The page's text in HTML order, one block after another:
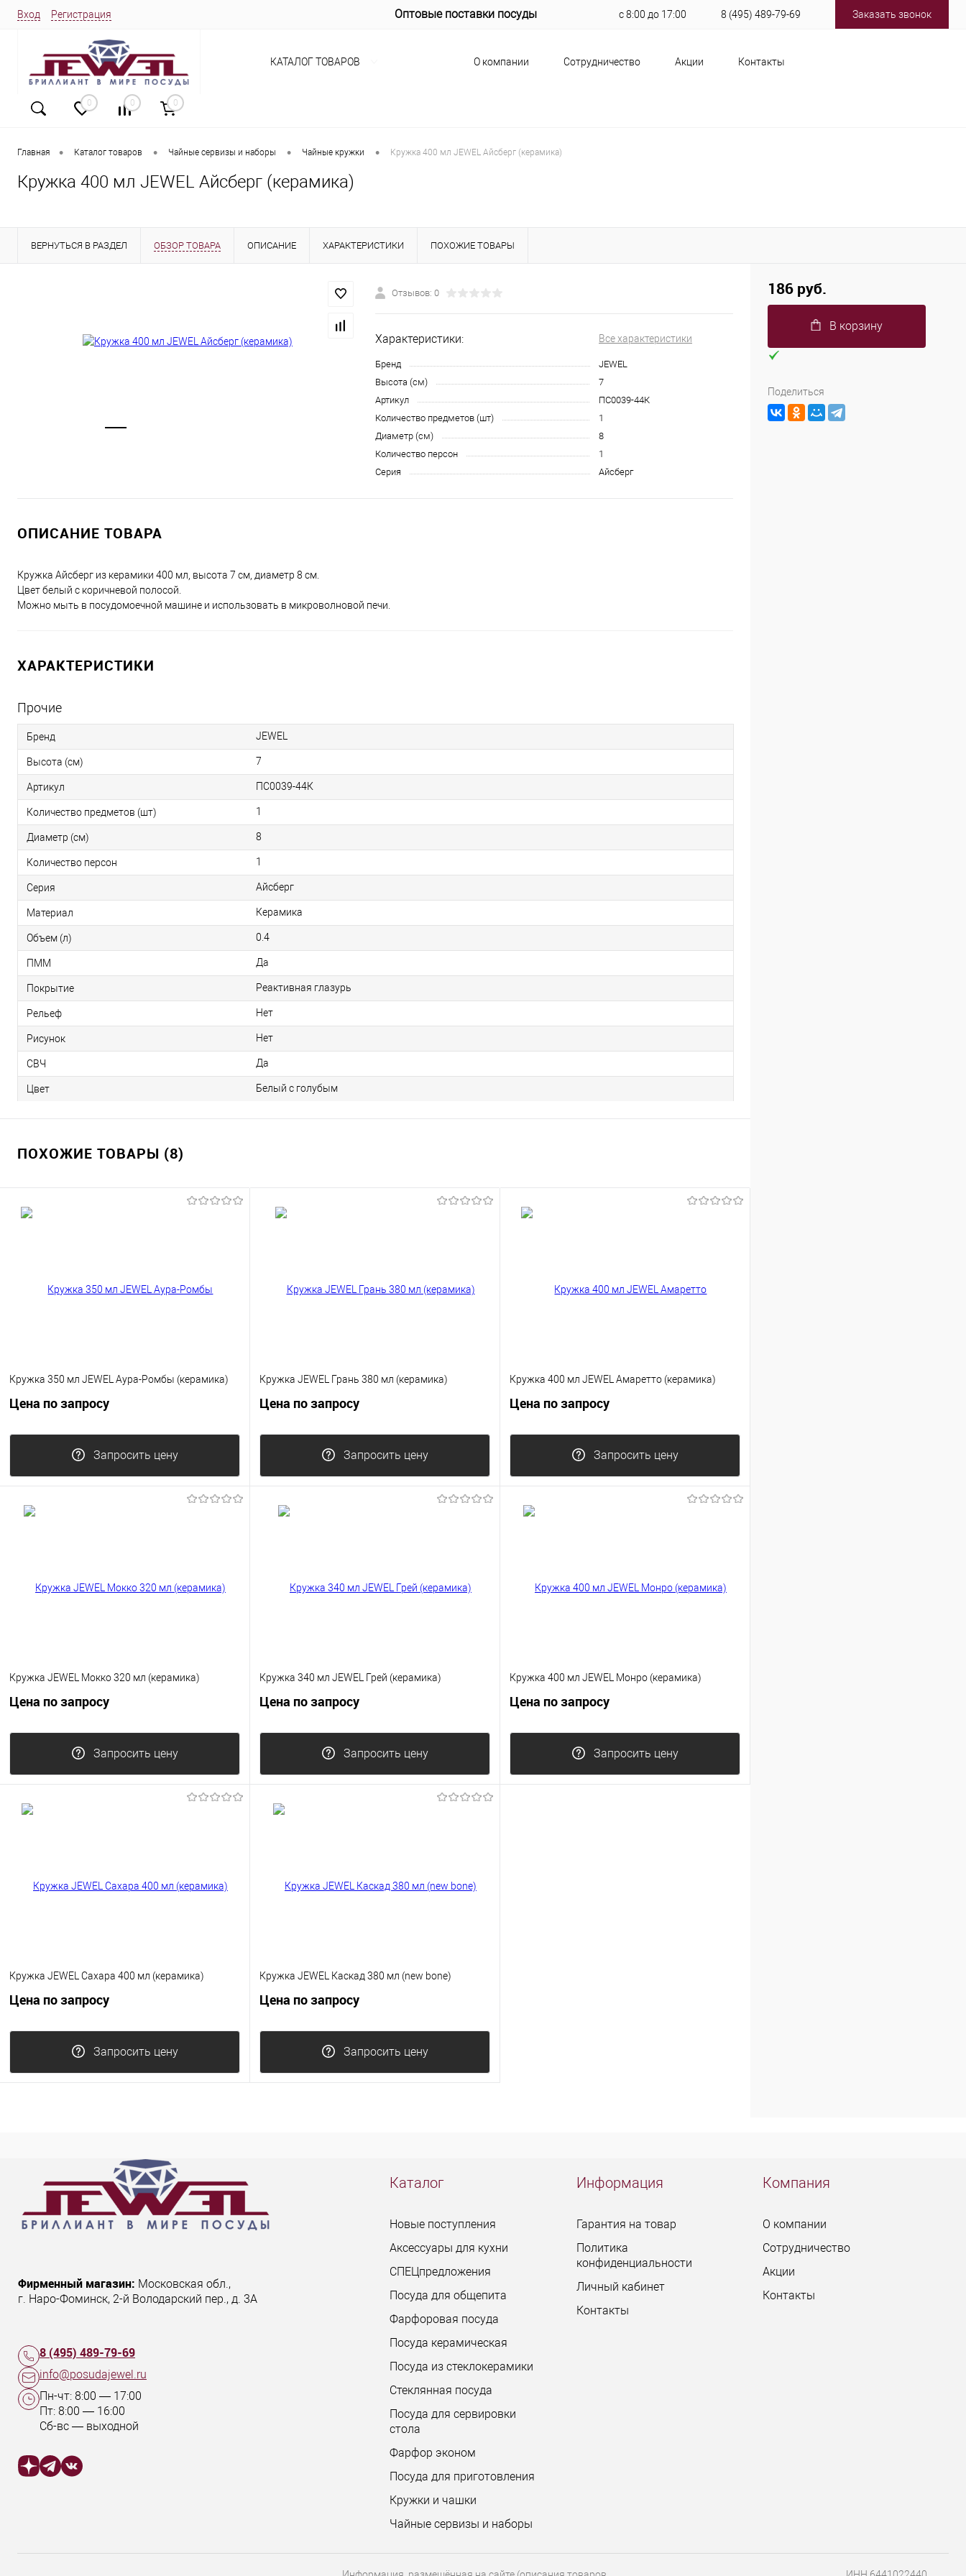
Вход Регистрация Оптовые поставки посуды с 8:00 до 17:00 8 (495) 489-79-69 Заказать звонок
О компании Сотрудничество Акции Контакты
0 0 0
КАТАЛОГ ТОВАРОВ
Главная • Каталог товаров • Чайные сервизы и наборы • Чайные кружки • Кружка 400 мл JEWEL Айсберг (керамика)
Кружка 400 мл JEWEL Айсберг (керамика)
ВЕРНУТЬСЯ В РАЗДЕЛ ОБЗОР ТОВАРА ОПИСАНИЕ ХАРАКТЕРИСТИКИ ПОХОЖИЕ ТОВАРЫ
Отзывов: 0
Характеристики: Все характеристики
Бренд
JEWEL
Высота (см)
7
Артикул
ПС0039-44К
Количество предметов (шт)
1
Диаметр (см)
8
Количество персон
1
Серия
Айсберг
ОПИСАНИЕ ТОВАРА
Кружка Айсберг из керамики 400 мл, высота 7 см, диаметр 8 см.
Цвет белый с коричневой полосой.
Можно мыть в посудомоечной машине и использовать в микроволновой печи.
ХАРАКТЕРИСТИКИ
Прочие
Бренд JEWEL
Высота (см) 7
Артикул ПС0039-44К
Количество предметов (шт) 1
Диаметр (см) 8
Количество персон 1
Серия Айсберг
Материал Керамика
Объем (л) 0.4
ПММ Да
Покрытие Реактивная глазурь
Рельеф Нет
Рисунок Нет
СВЧ Да
Цвет Белый с голубым
ПОХОЖИЕ ТОВАРЫ (8)
Кружка 350 мл JEWEL Аура-Ромбы (керамика)
Цена по запросу
Запросить цену
Кружка JEWEL Грань 380 мл (керамика)
Цена по запросу
Запросить цену
Кружка 400 мл JEWEL Амаретто (керамика)
Цена по запросу
Запросить цену
Кружка JEWEL Мокко 320 мл (керамика)
Цена по запросу
Запросить цену
Кружка 340 мл JEWEL Грей (керамика)
Цена по запросу
Запросить цену
Кружка 400 мл JEWEL Монро (керамика)
Цена по запросу
Запросить цену
Кружка JEWEL Сахара 400 мл (керамика)
Цена по запросу
Запросить цену
Кружка JEWEL Каскад 380 мл (new bone)
Цена по запросу
Запросить цену
186 руб.
В корзину
Поделиться
Фирменный магазин: Московская обл.,
г. Наро-Фоминск, 2-й Володарский пер., д. 3А
8 (495) 489-79-69
info@posudajewel.ru
Пн-чт: 8:00 — 17:00
Пт: 8:00 — 16:00
Сб-вс — выходной
Каталог
Новые поступления
Аксессуары для кухни
СПЕЦпредложения
Посуда для общепита
Фарфоровая посуда
Посуда керамическая
Посуда из стеклокерамики
Стеклянная посуда
Посуда для сервировки
стола
Фарфор эконом
Посуда для приготовления
Кружки и чашки
Чайные сервизы и наборы
Информация
Гарантия на товар
Политика
конфиденциальности
Личный кабинет
Контакты
Компания
О компании
Сотрудничество
Акции
Контакты